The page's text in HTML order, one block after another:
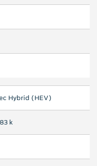
Hybrid (HEV)
k